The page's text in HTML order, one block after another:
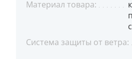
Материал товара:
Система защиты от ветра: